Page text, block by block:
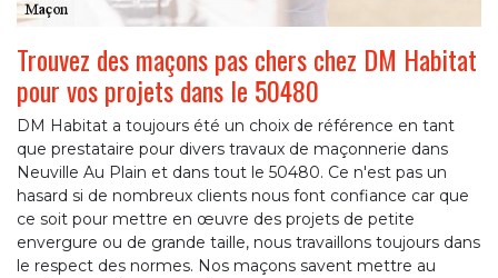
Trouvez des maçons pas chers chez DM Habitat
pour vos projets dans le 50480
DM Habitat a toujours été un choix de référence en tant
que prestataire pour divers travaux de maçonnerie dans
Neuville Au Plain et dans tout le 50480. Ce n'est pas un
hasard si de nombreux clients nous font confiance car que
ce soit pour mettre en œuvre des projets de petite
envergure ou de grande taille, nous travaillons toujours dans
le respect des normes. Nos maçons savent mettre au